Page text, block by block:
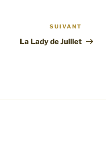
suivant
SUIVANT
La Lady de Juillet